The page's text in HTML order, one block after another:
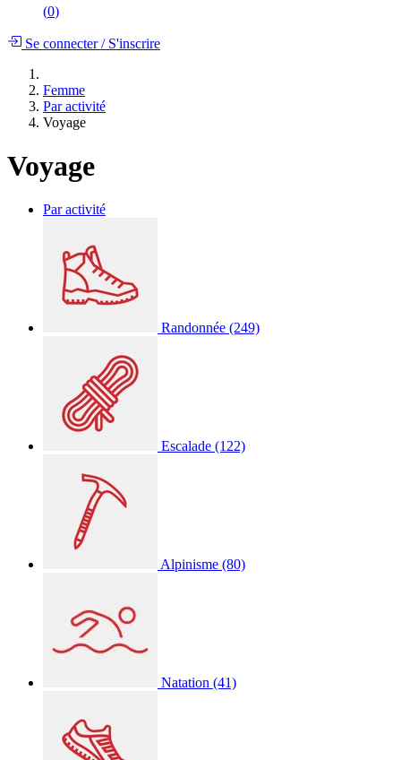
(0)
Se connecter/S'inscrire
Femme
Par activité
Voyage
Voyage
Par activité
Randonnée (249)
Escalade (122)
Alpinisme (80)
Natation (41)